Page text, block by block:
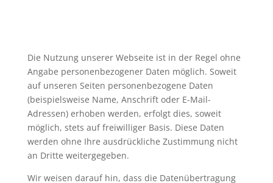
Die Nutzung unserer Webseite ist in der Regel ohne
Angabe personenbezogener Daten möglich. Soweit
auf unseren Seiten personenbezogene Daten
(beispielsweise Name, Anschrift oder E-Mail-
Adressen) erhoben werden, erfolgt dies, soweit
möglich, stets auf freiwilliger Basis. Diese Daten
werden ohne Ihre ausdrückliche Zustimmung nicht
an Dritte weitergegeben.
Wir weisen darauf hin, dass die Datenübertragung